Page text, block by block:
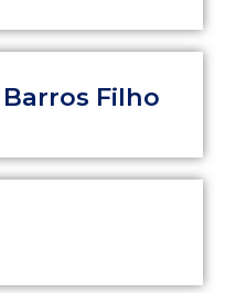
Filho